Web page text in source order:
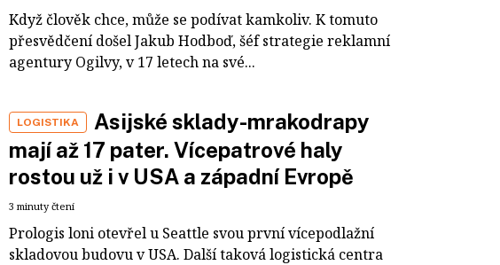
Když člověk chce, může se podívat kamkoliv. K tomuto
přesvědčení došel Jakub Hodboď, šéf strategie reklamní
agentury Ogilvy, v 17 letech na své...
LOGISTIKA
Asijské sklady-mrakodrapy
mají až 17 pater. Vícepatrové haly
rostou už i v USA a západní Evropě
3 minuty čtení
Prologis loni otevřel u Seattle svou první vícepodlažní
skladovou budovu v USA. Další taková logistická centra